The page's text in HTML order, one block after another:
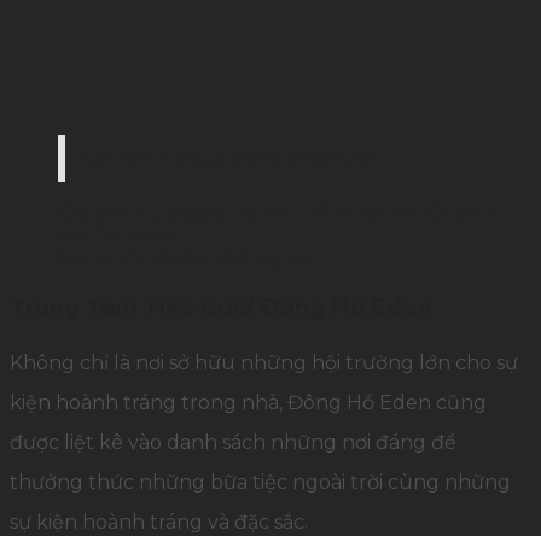
Không chỉ là nơi sở hữu những hội trường lớn cho sự
kiện hoành tráng trong nhà, Đông Hồ Eden cũng
được liệt kê vào danh sách những nơi đáng để
thưởng thức những bữa tiệc ngoài trời cùng những
sự kiện hoành tráng và đặc sắc.